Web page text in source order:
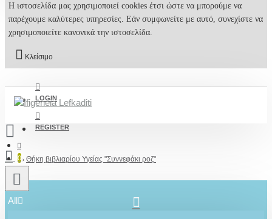
Η ιστοσελίδα μας χρησιμοποιεί cookies έτσι ώστε να μπορούμε να
παρέχουμε καλύτερες υπηρεσίες. Εάν συμφωνείτε με αυτό, συνεχίστε να
χρησιμοποιείτε κανονικά την ιστοσελίδα.
Κλείσιμο
LOGIN
REGISTER
0
All
Θήκη βιβλιαρίου Υγείας "Συννεφάκι ροζ"